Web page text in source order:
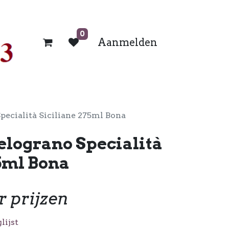
0
Aanmelden
Siciliane 275ml Bona
Specialità
Bona
prijzen